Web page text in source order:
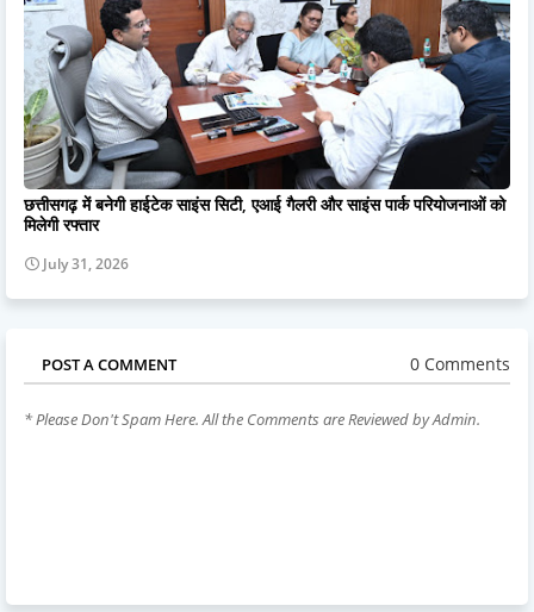
छत्तीसगढ़ में बनेगी हाईटेक साइंस सिटी, एआई गैलरी और साइंस पार्क परियोजनाओं को
मिलेगी रफ्तार
July 31, 2026
POST A COMMENT 0 Comments
* Please Don't Spam Here. All the Comments are Reviewed by Admin.